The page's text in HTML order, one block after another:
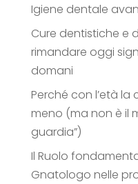
Igiene dentale
Cure dentistiche e
rimandare oggi
domani
Perché con l’età la
meno (ma non è il
guardia”)
Il Ruolo
Gnatologo nelle